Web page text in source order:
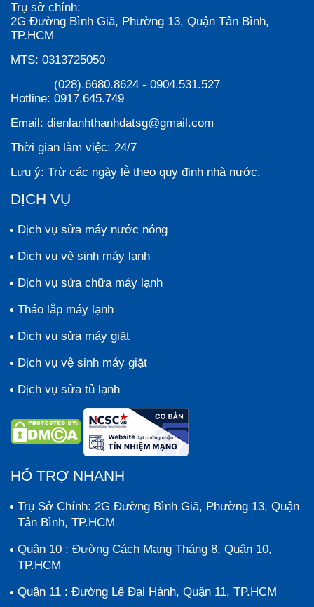
Trụ sở chính:
2G Đường Bình Giã, Phường 13, Quận Tân Bình,
TP.HCM
MTS: 0313725050
Hotline:
(028).6680.8624 - 0904.531.527
0917.645.749
Email: dienlanhthanhdatsg@gmail.com
Thời gian làm việc: 24/7
Lưu ý: Trừ các ngày lễ theo quy định nhà nước.
DỊCH VỤ
Dịch vụ sửa máy nước nóng
Dịch vụ vệ sinh máy lạnh
Dịch vụ sửa chữa máy lạnh
Tháo lắp máy lạnh
Dịch vụ sửa máy giặt
Dịch vụ vệ sinh máy giặt
Dịch vụ sửa tủ lạnh
HỖ TRỢ NHANH
Trụ Sở Chính: 2G Đường Bình Giã, Phường 13, Quận
Tân Bình, TP.HCM
Quận 10 : Đường Cách Mạng Tháng 8, Quận 10,
TP.HCM
Quận 11 : Đường Lê Đại Hành, Quận 11, TP.HCM